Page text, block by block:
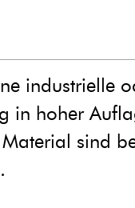
industrielle
in hoher
sind